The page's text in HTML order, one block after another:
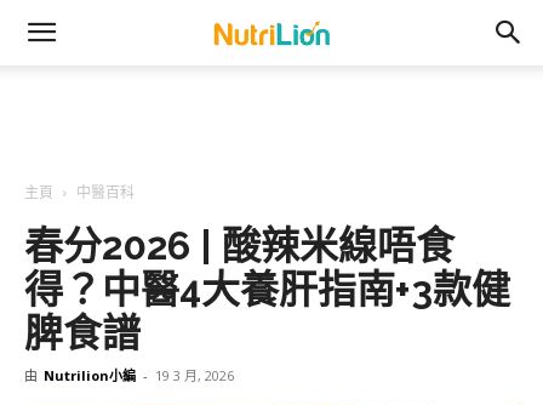
主頁 中醫百科
春分2026 | 酸辣米線唔食
得？中醫4大養肝指南+3款健
脾食譜
由 Nutrilion小編 - 19 3 月, 2026